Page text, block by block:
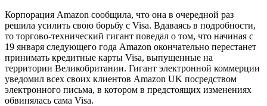
Корпорация Amazon сообщила, что она в очередной раз
решила усилить свою борьбу с Visa. Вдаваясь в подробности,
то торгово-технический гигант поведал о том, что начиная с
19 января следующего года Amazon окончательно перестанет
принимать кредитные карты Visa, выпущенные на
территории Великобритании. Гигант электронной коммерции
уведомил всех своих клиентов Amazon UK посредством
электронного письма, в котором в предстоящих изменениях
обвинялась сама Visa.